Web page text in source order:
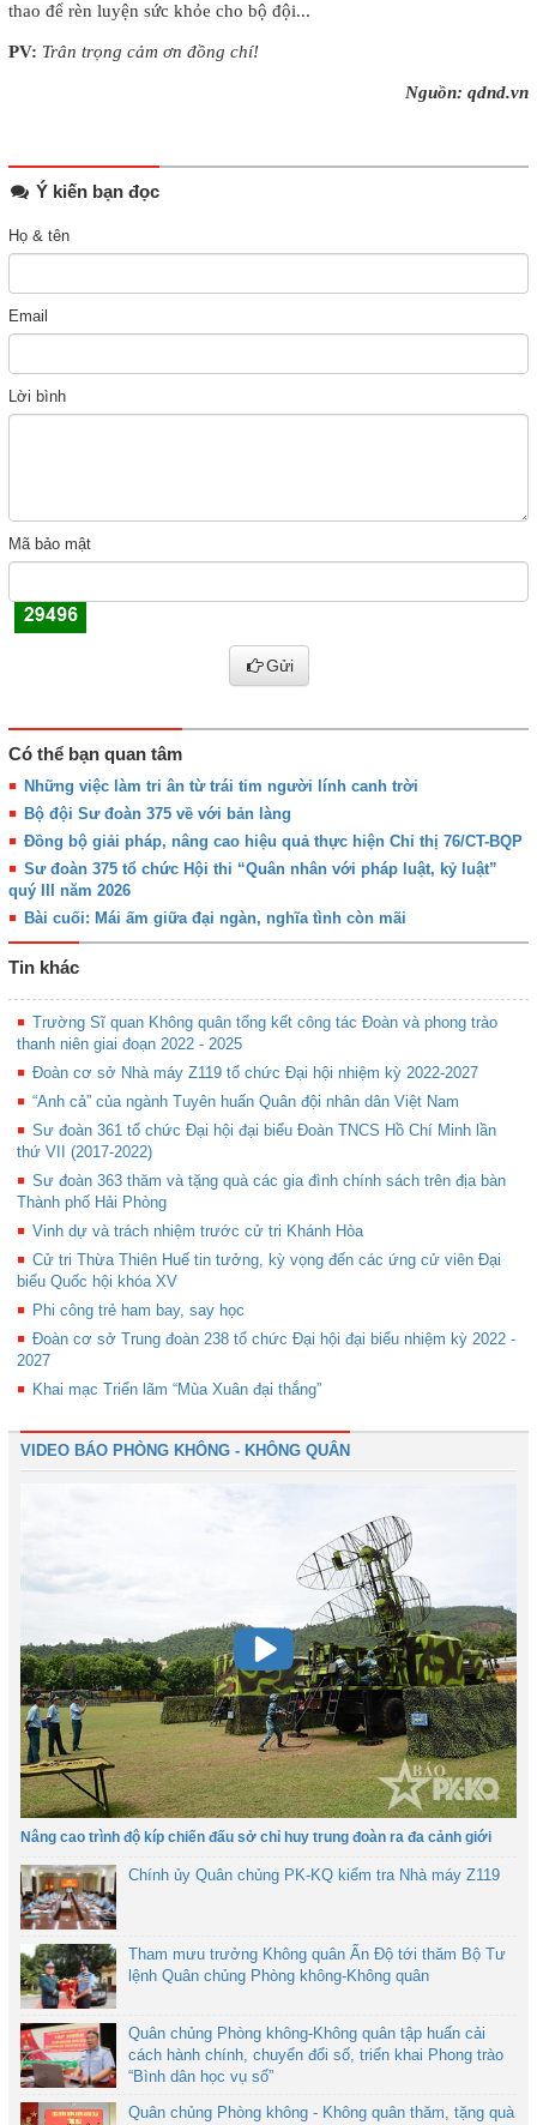
thao để rèn luyện sức khỏe cho bộ đội...
PV: Trân trọng cảm ơn đồng chí!
Nguồn: qdnd.vn
Ý kiến bạn đọc
Họ & tên
Email
Lời bình
Mã bảo mật
Gửi
Có thể bạn quan tâm
Những việc làm tri ân từ trái tim người lính canh trời
Bộ đội Sư đoàn 375 về với bản làng
Đồng bộ giải pháp, nâng cao hiệu quả thực hiện Chỉ thị 76/CT-BQP
Sư đoàn 375 tổ chức Hội thi “Quân nhân với pháp luật, kỷ luật”
quý III năm 2026
Bài cuối: Mái ấm giữa đại ngàn, nghĩa tình còn mãi
Tin khác
Trường Sĩ quan Không quân tổng kết công tác Đoàn và phong trào
thanh niên giai đoạn 2022 - 2025
Đoàn cơ sở Nhà máy Z119 tổ chức Đại hội nhiệm kỳ 2022-2027
“Anh cả” của ngành Tuyên huấn Quân đội nhân dân Việt Nam
Sư đoàn 361 tổ chức Đại hội đại biểu Đoàn TNCS Hồ Chí Minh lần
thứ VII (2017-2022)
Sư đoàn 363 thăm và tặng quà các gia đình chính sách trên địa bàn
Thành phố Hải Phòng
Vinh dự và trách nhiệm trước cử tri Khánh Hòa
Cử tri Thừa Thiên Huế tin tưởng, kỳ vọng đến các ứng cử viên Đại
biểu Quốc hội khóa XV
Phi công trẻ ham bay, say học
Đoàn cơ sở Trung đoàn 238 tổ chức Đại hội đại biểu nhiệm kỳ 2022 -
2027
Khai mạc Triển lãm “Mùa Xuân đại thắng”
VIDEO BÁO PHÒNG KHÔNG - KHÔNG QUÂN
Nâng cao trình độ kíp chiến đấu sở chỉ huy trung đoàn ra đa cảnh giới
Chính ủy Quân chủng PK-KQ kiểm tra Nhà máy Z119
Tham mưu trưởng Không quân Ấn Độ tới thăm Bộ Tư
lệnh Quân chủng Phòng không-Không quân
Quân chủng Phòng không-Không quân tập huấn cải
cách hành chính, chuyển đổi số, triển khai Phong trào
“Bình dân học vụ số”
Quân chủng Phòng không - Không quân thăm, tặng quà